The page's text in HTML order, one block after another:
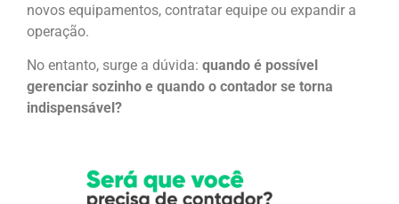
novos equipamentos, contratar equipe ou expandir a
operação.
No entanto, surge a dúvida: quando é possível
gerenciar sozinho e quando o contador se torna
indispensável?